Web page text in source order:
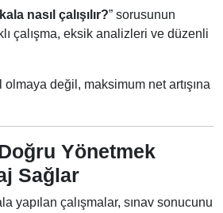
nasıl çalışılır?” sorusunun
çalışma, eksik analizleri ve düzenli
değil, maksimum net artışına
Yönetmek
Sağlar
yapılan çalışmalar, sınav sonucunu